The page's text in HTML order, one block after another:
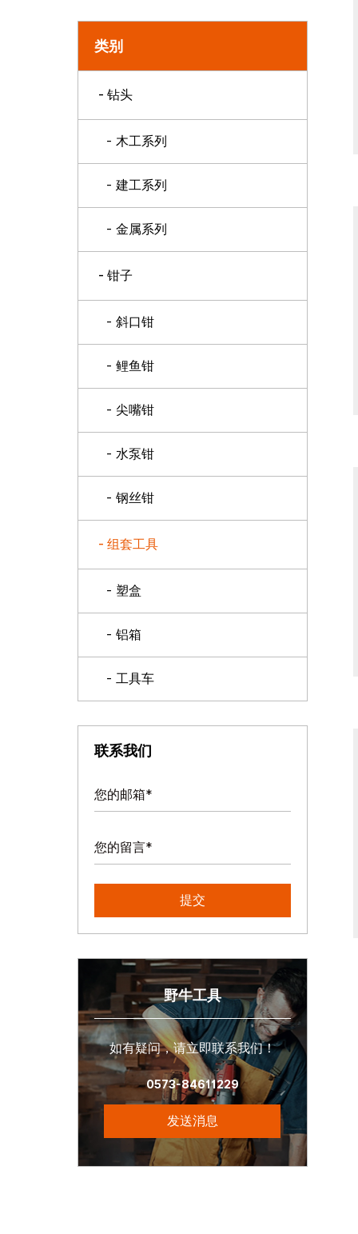
类别
- 钻头
- 木工系列
- 建工系列
- 金属系列
- 钳子
- 斜口钳
- 鲤鱼钳
- 尖嘴钳
- 水泵钳
- 钢丝钳
- 组套工具
- 塑盒
- 铝箱
- 工具车
联系我们
野牛工具
如有疑问，请立即联系我们！
0573-84611229
发送消息